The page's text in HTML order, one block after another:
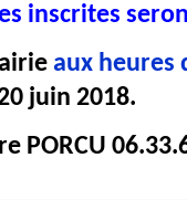
inscrites
aux heures
juin 2018.
PORCU